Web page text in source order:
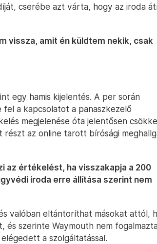
cserébe azt várta, hogy az iroda
vissza, amit én küldtem nekik, csak
egy hamis kijelentés. A per során
a kapcsolatot a panaszkezelő
megjelenése óta jelentősen
az online tarott bírósági
az értékelést, ha visszakapja a 200
iroda erre állítása szerint nem
valóban eltántoríthat másokat attól,
és szerinte Waymouth nem
a szolgáltatással.